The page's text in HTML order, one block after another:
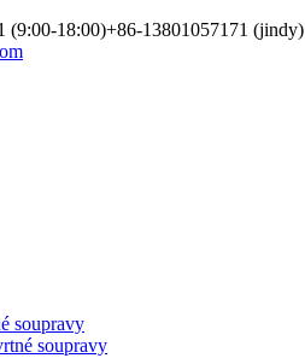
(9:00-18:00)+86-13801057171 (jindy)
soupravy
soupravy